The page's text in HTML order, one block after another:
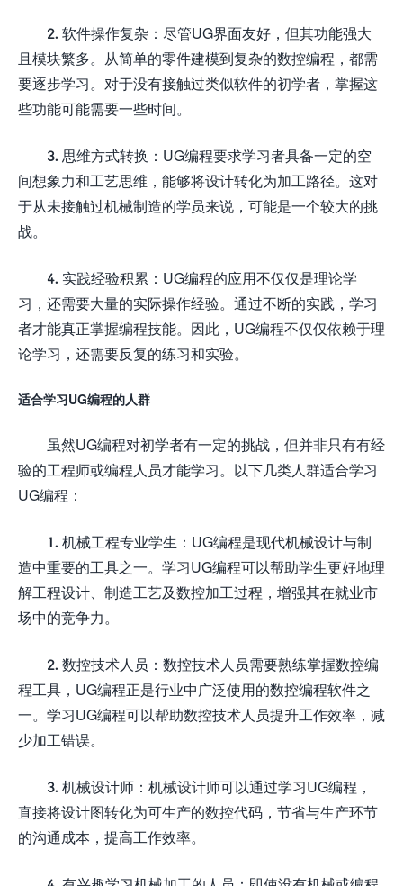
2. 软件操作复杂：尽管UG界面友好，但其功能强大
且模块繁多。从简单的零件建模到复杂的数控编程，都需
要逐步学习。对于没有接触过类似软件的初学者，掌握这
些功能可能需要一些时间。
3. 思维方式转换：UG编程要求学习者具备一定的空
间想象力和工艺思维，能够将设计转化为加工路径。这对
于从未接触过机械制造的学员来说，可能是一个较大的挑
战。
4. 实践经验积累：UG编程的应用不仅仅是理论学
习，还需要大量的实际操作经验。通过不断的实践，学习
者才能真正掌握编程技能。因此，UG编程不仅仅依赖于理
论学习，还需要反复的练习和实验。
适合学习UG编程的人群
虽然UG编程对初学者有一定的挑战，但并非只有有经
验的工程师或编程人员才能学习。以下几类人群适合学习
UG编程：
1. 机械工程专业学生：UG编程是现代机械设计与制
造中重要的工具之一。学习UG编程可以帮助学生更好地理
解工程设计、制造工艺及数控加工过程，增强其在就业市
场中的竞争力。
2. 数控技术人员：数控技术人员需要熟练掌握数控编
程工具，UG编程正是行业中广泛使用的数控编程软件之
一。学习UG编程可以帮助数控技术人员提升工作效率，减
少加工错误。
3. 机械设计师：机械设计师可以通过学习UG编程，
直接将设计图转化为可生产的数控代码，节省与生产环节
的沟通成本，提高工作效率。